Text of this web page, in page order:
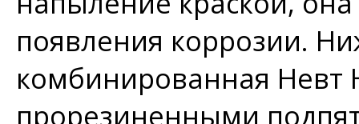
появления коррозии.
комбинированная Невт
прорезиненными